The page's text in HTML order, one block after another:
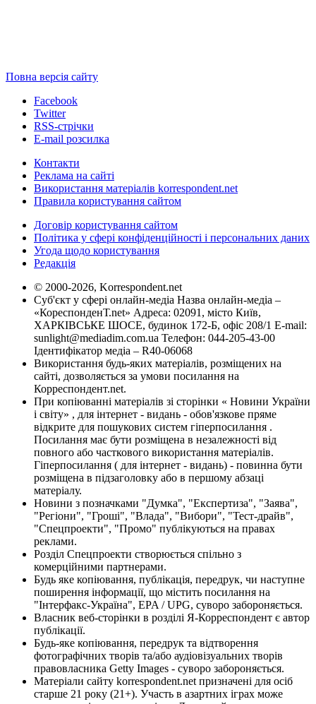
Повна версія сайту
Facebook
Twitter
RSS-стрічки
E-mail розсилка
Контакти
Реклама на сайті
Використання матеріалів korrespondent.net
Правила користування сайтом
Договір користування сайтом
Політика у сфері конфіденційності і персональних даних
Угода щодо користування
Редакція
© 2000-2026, Korrespondent.net
Суб'єкт у сфері онлайн-медіа Назва онлайн-медіа –
«КореспонденТ.net» Адреса: 02091, місто Київ,
ХАРКІВСЬКЕ ШОСЕ, будинок 172-Б, офіс 208/1 E-mail:
sunlight@mediadim.com.ua Телефон: 044-205-43-00
Ідентифікатор медіа – R40-06068
Використання будь-яких матеріалів, розміщених на
сайті, дозволяється за умови посилання на
Корреспондент.net.
При копіюванні матеріалів зі сторінки « Новини України
і світу» , для інтернет - видань - обов'язкове пряме
відкрите для пошукових систем гіперпосилання .
Посилання має бути розміщена в незалежності від
повного або часткового використання матеріалів.
Гіперпосилання ( для інтернет - видань) - повинна бути
розміщена в підзаголовку або в першому абзаці
матеріалу.
Новини з позначками "Думка", "Експертиза", "Заява",
"Регіони", "Гроші", "Влада", "Вибори", "Тест-драйв",
"Спецпроекти", "Промо" публікуються на правах
реклами.
Розділ Спецпроекти створюється спільно з
комерційними партнерами.
Будь яке копіювання, публікація, передрук, чи наступне
поширення інформації, що містить посилання на
"Інтерфакс-Україна", EPA / UPG, суворо забороняється.
Власник веб-сторінки в розділі Я-Корреспондент є автор
публікації.
Будь-яке копіювання, передрук та відтворення
фотографічних творів та/або аудіовізуальних творів
правовласника Getty Images - суворо забороняється.
Матеріали сайту korrespondent.net призначені для осіб
старше 21 року (21+). Участь в азартних іграх може